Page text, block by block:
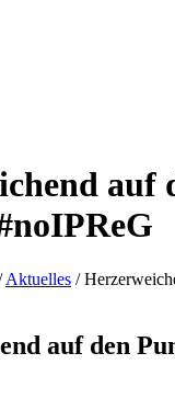
auf
Aktuelles /
auf den